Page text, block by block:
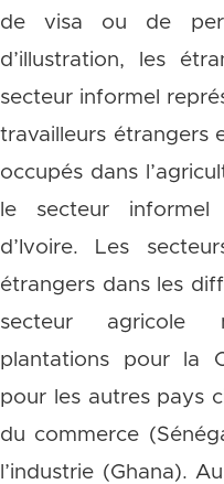
de visa ou de
d’illustration, les
secteur informel
travailleurs étrangers
occupés dans
le secteur
d’Ivoire. Les
étrangers dans les
secteur agricole
plantations pour la
pour les autres pays
du commerce
l’industrie (Ghana).